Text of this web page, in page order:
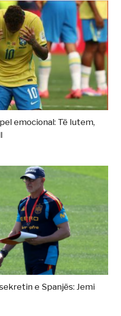
emocional: Të lutem,
e Spanjës: Jemi